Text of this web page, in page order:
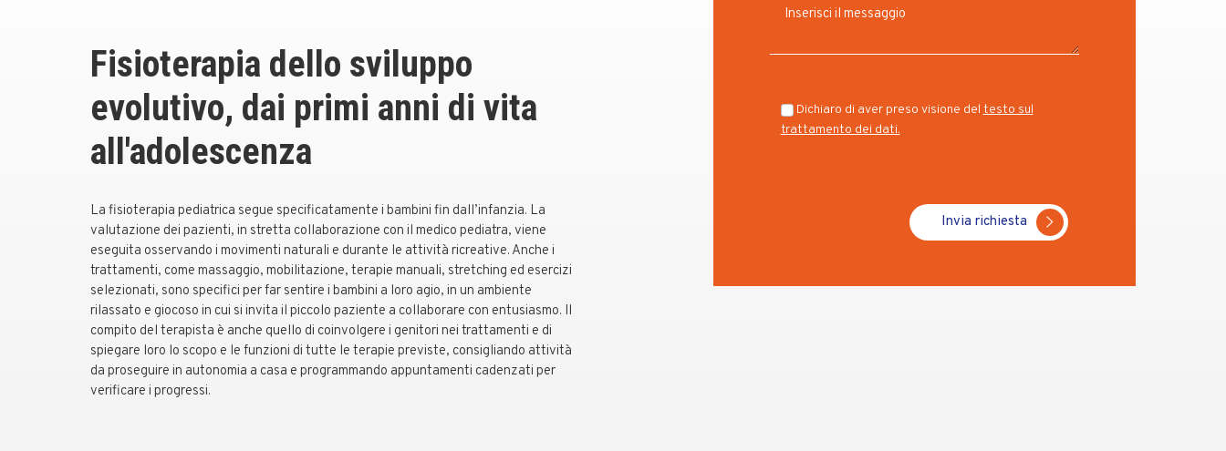
Fisioterapia dello sviluppo
evolutivo, dai primi anni di vita
all'adolescenza
La fisioterapia pediatrica segue specificatamente i bambini fin dall’infanzia. La
valutazione dei pazienti, in stretta collaborazione con il medico pediatra, viene
eseguita osservando i movimenti naturali e durante le attività ricreative. Anche i
trattamenti, come massaggio, mobilitazione, terapie manuali, stretching ed esercizi
selezionati, sono specifici per far sentire i bambini a loro agio, in un ambiente
rilassato e giocoso in cui si invita il piccolo paziente a collaborare con entusiasmo. Il
compito del terapista è anche quello di coinvolgere i genitori nei trattamenti e di
spiegare loro lo scopo e le funzioni di tutte le terapie previste, consigliando attività
da proseguire in autonomia a casa e programmando appuntamenti cadenzati per
verificare i progressi.
Dichiaro di aver preso visione del testo sul
trattamento dei dati.
Invia richiesta